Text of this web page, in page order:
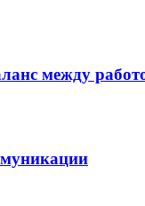
между